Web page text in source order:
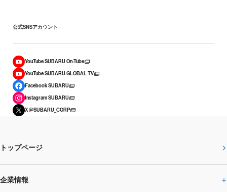
公式SNSアカウント
YouTube SUBARU On-Tube
YouTube SUBARU GLOBAL TV
Facebook SUBARU
Instagram SUBARU
X @SUBARU_CORP
トップページ
企業情報